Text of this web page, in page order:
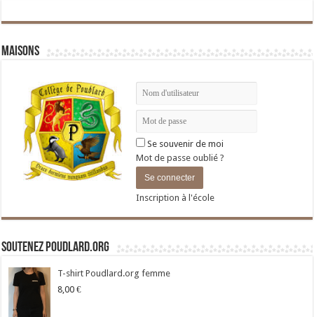
Maisons
Se souvenir de moi
Mot de passe oublié ?
Inscription à l'école
Soutenez Poudlard.org
T-shirt Poudlard.org femme
8,00 €